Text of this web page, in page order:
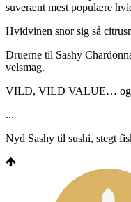
suverænt mest populære
Hvidvinen snor sig så
Druerne til Sashy
velsmag.
VILD, VILD VALUE… og
...
Nyd Sashy til sushi, stegt